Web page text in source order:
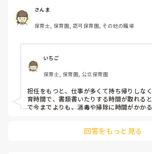
さんま
保育士, 保育園, 認可保育園, その他の職場
いちご
保育士, 保育園, 公立保育園
担任をもつと、仕事が多くて持ち帰りしな
育時間で、書類書いたりする時間が取れる
で今までよりも、消毒や掃除に時間がかか
回答をもっと見る